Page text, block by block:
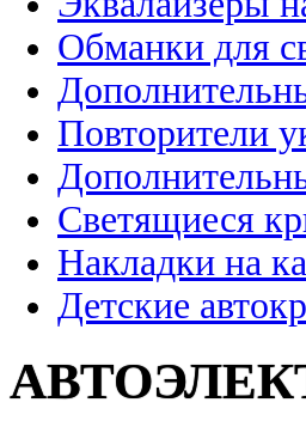
Обманки для
Повторители
Светящиеся
Накладки на
Детские